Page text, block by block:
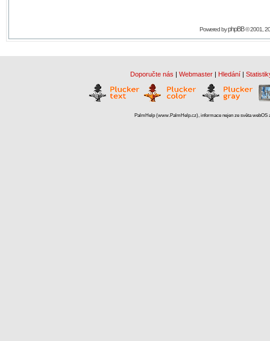
Powered byphpBB© 2001,
Doporučte nás | Webmaster | Hledání |
PalmHelp (www.PalmHelp.cz), informace nejen ze světa